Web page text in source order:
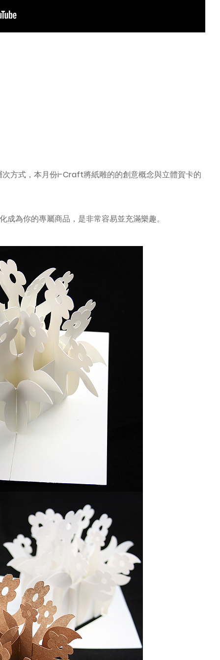
方式，本月份i-Craft將紙雕的的創意概念與立體賀卡的
為你的專屬商品，是非常容易並充滿樂趣。